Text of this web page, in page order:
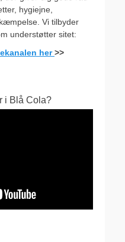
hygiejne,
Vi tilbyder
understøtter sitet:
her>>
i Blå Cola?